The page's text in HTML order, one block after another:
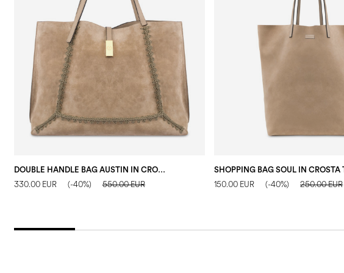
DOUBLE HANDLE BAG AUSTIN IN CROSTA E VITELLO FANGO/FANGO
330.00 EUR (-40%) 550.00 EUR 150.00 EUR (-40%) 250.00 EUR